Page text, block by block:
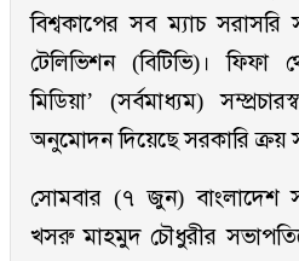
বিশ্বকাপের সব ম্যাচ সরাসরি
টেলিভিশন (বিটিভি)।
মিডিয়া’ (সর্বমাধ্যম)
অনুমোদন দিয়েছে সরকারি ক্রয়
সোমবার (৭ জুন) বাংলাদেশ
খসরু মাহমুদ চৌধুরীর